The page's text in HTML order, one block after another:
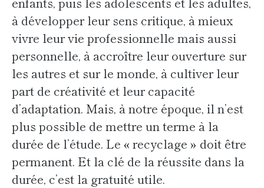
à développer leur sens critique, à mieux
vivre leur vie professionnelle mais aussi
personnelle, à accroître leur ouverture sur
les autres et sur le monde, à cultiver leur
part de créativité et leur capacité
d’adaptation. Mais, à notre époque, il n’est
plus possible de mettre un terme à la
durée de l’étude. Le « recyclage » doit être
permanent. Et la clé de la réussite dans la
durée, c’est la gratuité utile.